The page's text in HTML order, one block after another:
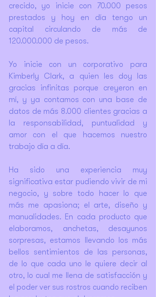
crecido, yo inicie con 70.000 pesos
prestados y hoy en día tengo un
capital circulando de más de
120.000.000 de pesos.
Yo inicie con un corporativo para
Kimberly Clark, a quien les doy las
gracias infinitas porque creyeron en
mí, y ya contamos con una base de
datos de más 8.000 clientes gracias a
la responsabilidad, puntualidad y
amor con el que hacemos nuestro
trabajo día a día.
Ha sido una experiencia muy
significativa estar pudiendo vivir de mi
negocio, y sobre todo hacer lo que
más me apasiona; el arte, diseño y
manualidades. En cada producto que
elaboramos, anchetas, desayunos
sorpresas, estamos llevando los más
bellos sentimientos de las personas,
de lo que cada uno le quiere decir al
otro, lo cual me llena de satisfacción y
el poder ver sus rostros cuando reciben